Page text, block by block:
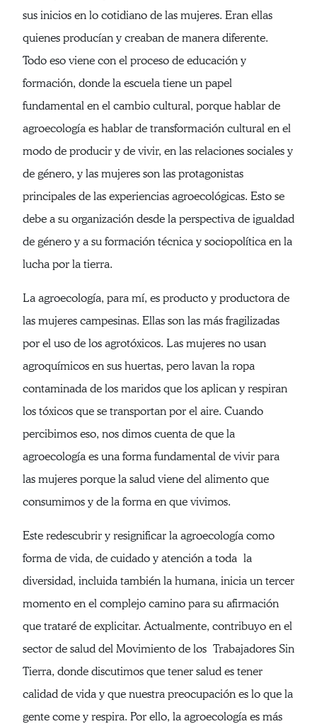
sus inicios en lo cotidiano de las mujeres. Eran ellas
quienes producían y creaban de manera diferente.
Todo eso viene con el proceso de educación y
formación, donde la escuela tiene un papel
fundamental en el cambio cultural, porque hablar de
agroecología es hablar de transformación cultural en el
modo de producir y de vivir, en las relaciones sociales y
de género, y las mujeres son las protagonistas
principales de las experiencias agroecológicas. Esto se
debe a su organización desde la perspectiva de igualdad
de género y a su formación técnica y sociopolítica en la
lucha por la tierra.
La agroecología, para mí, es producto y productora de
las mujeres campesinas. Ellas son las más fragilizadas
por el uso de los agrotóxicos. Las mujeres no usan
agroquímicos en sus huertas, pero lavan la ropa
contaminada de los maridos que los aplican y respiran
los tóxicos que se transportan por el aire. Cuando
percibimos eso, nos dimos cuenta de que la
agroecología es una forma fundamental de vivir para
las mujeres porque la salud viene del alimento que
consumimos y de la forma en que vivimos.
Este redescubrir y resignificar la agroecología como
forma de vida, de cuidado y atención a toda la
diversidad, incluida también la humana, inicia un tercer
momento en el complejo camino para su afirmación
que trataré de explicitar. Actualmente, contribuyo en el
sector de salud del Movimiento de los Trabajadores Sin
Tierra, donde discutimos que tener salud es tener
calidad de vida y que nuestra preocupación es lo que la
gente come y respira. Por ello, la agroecología es más